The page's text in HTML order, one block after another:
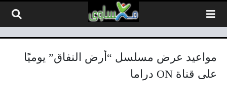
مواعيد عرض مسلسل “أرض النفاق” يوميًا
على قناة ON دراما